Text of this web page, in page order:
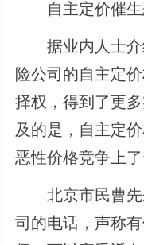
自主定价催生
据业内人士介
险公司的自主定
择权，得到了更
及的是，自主定
恶性价格竞争上了
北京市民曹先
司的电话，声称